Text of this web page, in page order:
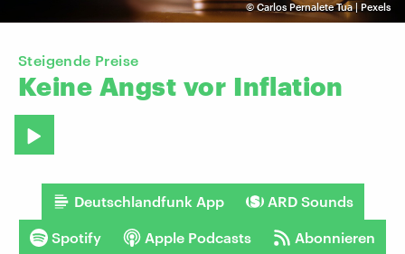
©Carlos Pernalete Tua | Pexels
Steigende Preise
Keine Angst vor Inflation
Deutschlandfunk App ARD Sounds
Spotify Apple Podcasts Abonnieren